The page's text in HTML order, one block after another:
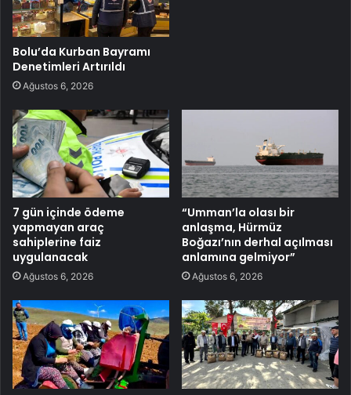
Bolu’da Kurban Bayramı
Denetimleri Artırıldı
Ağustos 6, 2026
7 gün içinde ödeme
yapmayan araç
sahiplerine faiz
uygulanacak
Ağustos 6, 2026
“Umman’la olası bir
anlaşma, Hürmüz
Boğazı’nın derhal açılması
anlamına gelmiyor”
Ağustos 6, 2026